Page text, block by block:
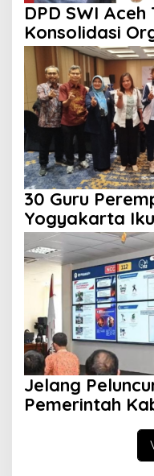
DPD SWI
Konsolidasi
Kemitraan
30 Guru
Yogyakarta
Kepemimpinan
Jelang
Pemerintah